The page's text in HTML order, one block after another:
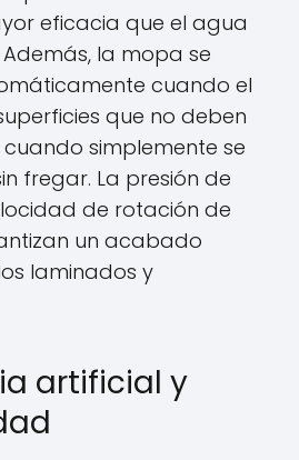
eficacia que el agua
la mopa se
cuando el
que no deben
simplemente se
fregar. La presión de
de rotación de
un acabado
laminados y
artificial y